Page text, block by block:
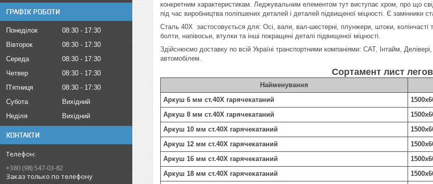
ГРАФІК РОБОТИ
Понеділок 08:30
17:30
Вівторок
08:30
17:30
Середа
08:30
17:30
Четвер
08:30
17:30
Пʼятниця
08:30
17:30
Субота
Вихідний
Неділя
Вихідний
КОНТАКТИ
+380 (98) 547-03-82
Заказ только по телефону
конкретним характеристикам. Леджувальним елементом тут виступає хром, про що
під час виробництва поліпшених деталей і деталей підвищеної міцності. Є
Сталь 40Х застосовується для: Осі, вали, вал-шестерні, плунжери, штоки, колінчасті
болти, напівосьи, втулки та інші покращені деталі підвищеної міцності.
Здійснюємо доставку по всій Україні транспортними компаніями: САТ, Інтайм,
автомобілем.
Сортамент лист
Найменування
Аркуш 6 мм ст.40Х гарячекатаний
Аркуш 8 мм ст.40Х гарячекатаний
Аркуш 10 мм ст.40Х гарячекатаний
Аркуш 12 мм ст.40Х гарячекатаний
Аркуш 16 мм ст.40Х гарячекатаний
Аркуш 18 мм ст.40Х гарячекатаний